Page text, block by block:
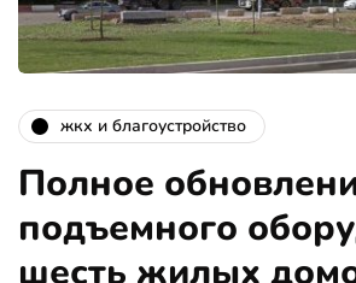
жкх и благоустройство
Полное
подъемного
шесть жилых